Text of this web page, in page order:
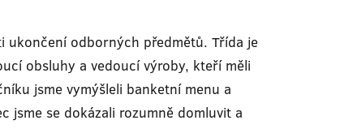
odborných předmětů. Třída je
obsluhy a vedoucí výroby, kteří měli
jsme vymýšleli banketní menu a
jsme se dokázali rozumně domluvit a